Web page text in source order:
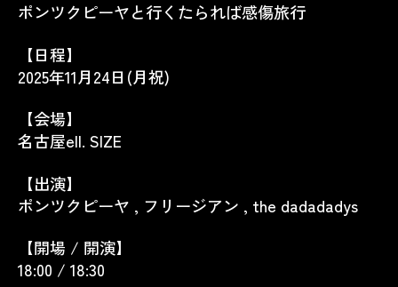
ポンツクピーヤと行くたられば感傷旅行
【日程】
2025年11月24日(月祝)
【会場】
名古屋ell. SIZE
【出演】
ポンツクピーヤ , フリージアン , the dadadadys
【開場 / 開演】
18:00 / 18:30